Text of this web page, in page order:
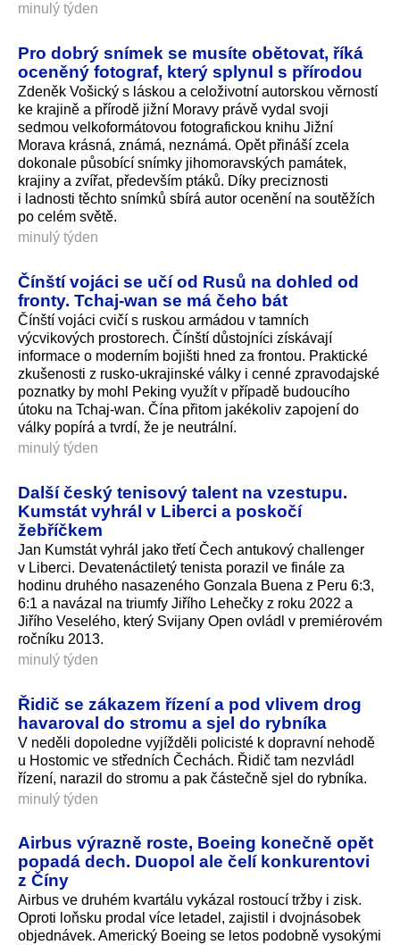
minulý týden
Pro dobrý snímek se musíte obětovat, říká
oceněný fotograf, který splynul s přírodou
Zdeněk Vošický s láskou a celoživotní autorskou věrností
ke krajině a přírodě jižní Moravy právě vydal svoji
sedmou velkoformátovou fotografickou knihu Jižní
Morava krásná, známá, neznámá. Opět přináší zcela
dokonale působící snímky jihomoravských památek,
krajiny a zvířat, především ptáků. Díky preciznosti
i ladnosti těchto snímků sbírá autor ocenění na soutěžích
po celém světě.
minulý týden
Čínští vojáci se učí od Rusů na dohled od
fronty. Tchaj-wan se má čeho bát
Čínští vojáci cvičí s ruskou armádou v tamních
výcvikových prostorech. Čínští důstojníci získávají
informace o moderním bojišti hned za frontou. Praktické
zkušenosti z rusko-ukrajinské války i cenné zpravodajské
poznatky by mohl Peking využít v případě budoucího
útoku na Tchaj-wan. Čína přitom jakékoliv zapojení do
války popírá a tvrdí, že je neutrální.
minulý týden
Další český tenisový talent na vzestupu.
Kumstát vyhrál v Liberci a poskočí
žebříčkem
Jan Kumstát vyhrál jako třetí Čech antukový challenger
v Liberci. Devatenáctiletý tenista porazil ve finále za
hodinu druhého nasazeného Gonzala Buena z Peru 6:3,
6:1 a navázal na triumfy Jiřího Lehečky z roku 2022 a
Jiřího Veselého, který Svijany Open ovládl v premiérovém
ročníku 2013.
minulý týden
Řidič se zákazem řízení a pod vlivem drog
havaroval do stromu a sjel do rybníka
V neděli dopoledne vyjížděli policisté k dopravní nehodě
u Hostomic ve středních Čechách. Řidič tam nezvládl
řízení, narazil do stromu a pak částečně sjel do rybníka.
minulý týden
Airbus výrazně roste, Boeing konečně opět
popadá dech. Duopol ale čelí konkurentovi
z Číny
Airbus ve druhém kvartálu vykázal rostoucí tržby i zisk.
Oproti loňsku prodal více letadel, zajistil i dvojnásobek
objednávek. Americký Boeing se letos podobně vysokými